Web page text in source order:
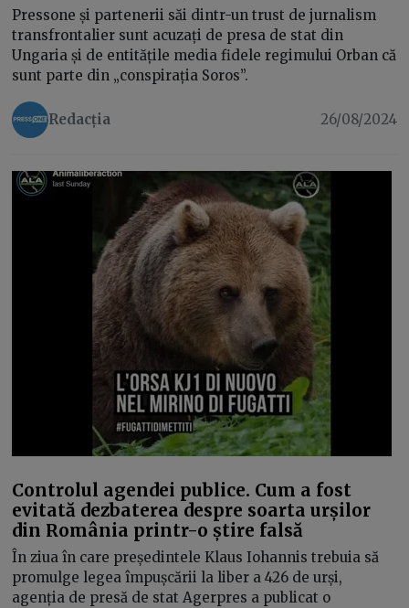
Pressone și partenerii săi dintr-un trust de jurnalism
transfrontalier sunt acuzați de presa de stat din
Ungaria și de entitățile media fidele regimului Orban că
sunt parte din „conspirația Soros”.
Redacția 26/08/2024
Controlul agendei publice. Cum a fost
evitată dezbaterea despre soarta urșilor
din România printr-o știre falsă
În ziua în care președintele Klaus Iohannis trebuia să
promulge legea împușcării la liber a 426 de urși,
agenția de presă de stat Agerpres a publicat o